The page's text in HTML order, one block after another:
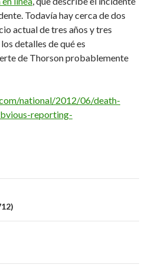
Todavía hay cerca de dos
actual de tres años y tres
detalles de qué es
de Thorson probablemente
national/2012/06/death-
reporting-